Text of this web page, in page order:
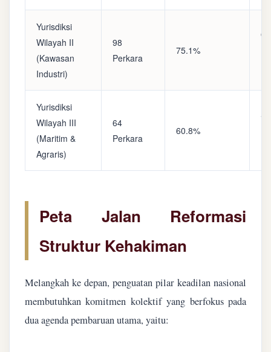
Yurisdiksi
Wilayah II
(Kawasan
Industri)
98
Perkara
75.1%
Yurisdiksi
Wilayah III
(Maritim &
Agraris)
64
Perkara
60.8%
Peta Jalan Reformasi
Struktur Kehakiman
Melangkah ke depan, penguatan pilar keadilan nasional
membutuhkan komitmen kolektif yang berfokus pada
dua agenda pembaruan utama, yaitu: